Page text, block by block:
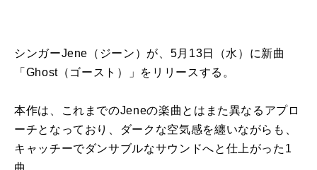
シンガーJene（ジーン）が、5月13日（水）に新曲
「Ghost（ゴースト）」をリリースする。
本作は、これまでのJeneの楽曲とはまた異なるアプロ
ーチとなっており、ダークな空気感を纏いながらも、
キャッチーでダンサブルなサウンドへと仕上がった1